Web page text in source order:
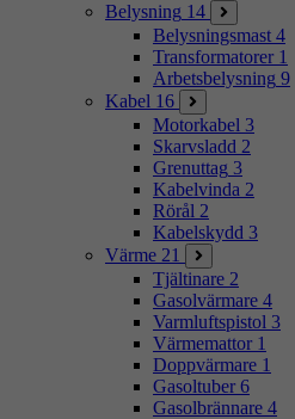
Belysning 14
Belysningsmast 4
Transformatorer 1
Arbetsbelysning 9
Kabel 16
Motorkabel 3
Skarvsladd 2
Grenuttag 3
Kabelvinda 2
Rörål 2
Kabelskydd 3
Värme 21
Tjältinare 2
Gasolvärmare 4
Varmluftspistol 3
Värmemattor 1
Doppvärmare 1
Gasoltuber 6
Gasolbrännare 4